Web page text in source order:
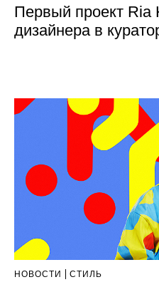
Первый проект Ria
дизайнера в
НОВОСТИ СТИЛЬ